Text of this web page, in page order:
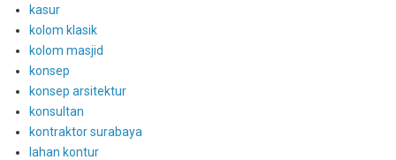
kasur
kolom klasik
kolom masjid
konsep
konsep arsitektur
konsultan
kontraktor surabaya
lahan kontur